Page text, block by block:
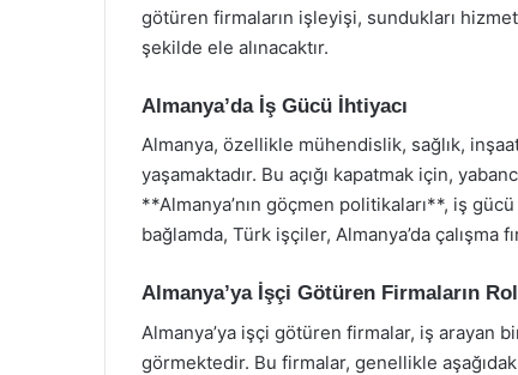
götüren firmaların işleyişi, sundukları
şekilde ele alınacaktır.
Almanya’da İş Gücü İhtiyacı
Almanya, özellikle mühendislik, sağlık,
yaşamaktadır. Bu açığı kapatmak için,
**Almanya’nın göçmen politikaları**, iş
bağlamda, Türk işçiler, Almanya’da çalışma
Almanya’ya İşçi Götüren Firmaların
Almanya’ya işçi götüren firmalar, iş arayan
görmektedir. Bu firmalar, genellikle